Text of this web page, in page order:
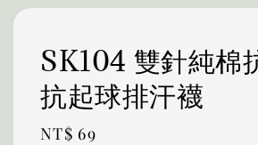
SK104 雙針純棉
抗起球排汗襪
Regular
NT$ 69